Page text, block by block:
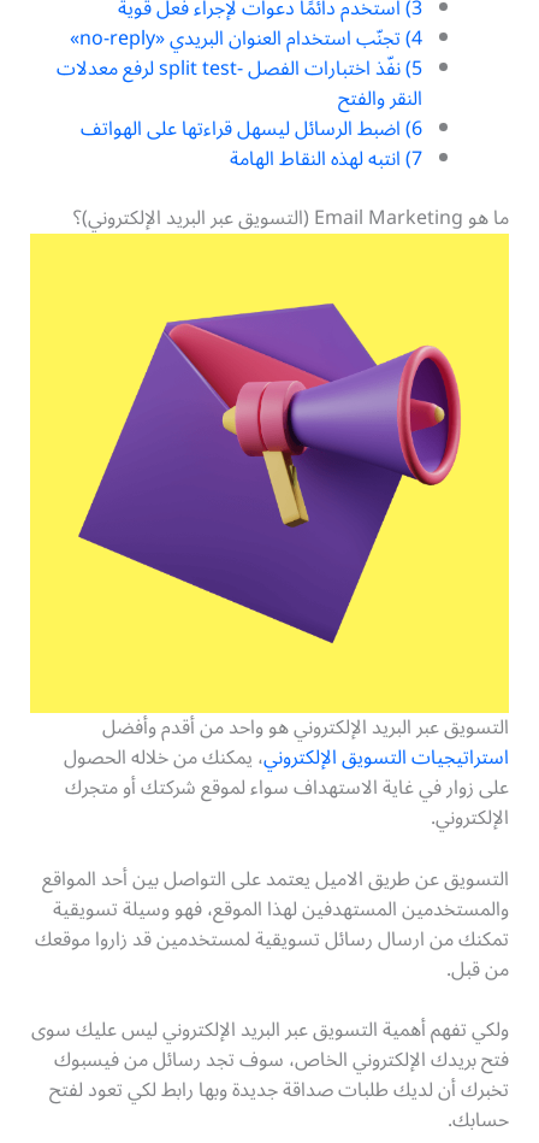
3) استخدم دائمًا دعوات لإجراء فعل قوية
4) تجنّب استخدام العنوان البريدي «no-reply»
5) نفّذ اختبارات الفصل -split test لرفع معدلات
النقر والفتح
6) اضبط الرسائل ليسهل قراءتها على الهواتف
7) انتبه لهذه النقاط الهامة
ما هو Email Marketing (التسويق عبر البريد الإلكتروني)؟
التسويق عبر البريد الإلكتروني هو واحد من أقدم وأفضل
استراتيجيات التسويق الإلكتروني، يمكنك من خلاله الحصول
على زوار في غاية الاستهداف سواء لموقع شركتك أو متجرك
الإلكتروني.
التسويق عن طريق الاميل يعتمد على التواصل بين أحد المواقع
والمستخدمين المستهدفين لهذا الموقع، فهو وسيلة تسويقية
تمكنك من ارسال رسائل تسويقية لمستخدمين قد زاروا موقعك
من قبل.
ولكي تفهم أهمية التسويق عبر البريد الإلكتروني ليس عليك سوى
فتح بريدك الإلكتروني الخاص، سوف تجد رسائل من فيسبوك
تخبرك أن لديك طلبات صداقة جديدة وبها رابط لكي تعود لفتح
حسابك.